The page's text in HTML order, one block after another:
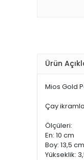
Ürün
Mios Gold
Çay
Ölçüleri:
En: 10 cm
Boy: 13,5 cm
Yükseklik: